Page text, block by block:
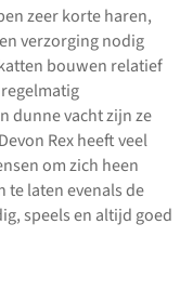
zeer korte haren,
verzorging nodig
bouwen relatief
dunne vacht zijn ze
Rex heeft veel
om zich heen
te laten evenals de
speels en altijd goed